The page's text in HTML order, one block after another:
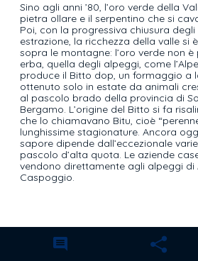
Sino agli anni ’80, l’oro verde della
pietra ollare e il serpentino che si
Poi, con la progressiva chiusura
estrazione, la ricchezza della valle si
sopra le montagne: l’oro verde non
erba, quella degli alpeggi, come
produce il Bitto dop, un formaggio a
ottenuto solo in estate da animali
al pascolo brado della provincia di
Bergamo. L’origine del Bitto si fa
che lo chiamavano Bitu, cioè
lunghissime stagionature. Ancora
sapore dipende dall’eccezionale
pascolo d’alta quota. Le aziende
vendono direttamente agli alpeggi di
Caspoggio.